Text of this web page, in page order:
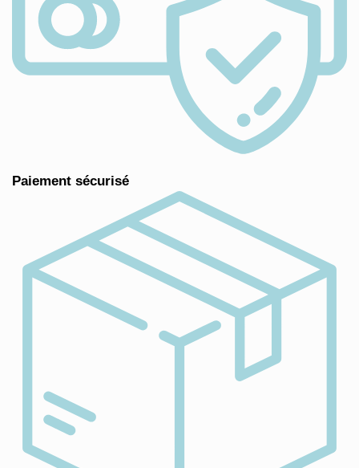
Paiement sécurisé